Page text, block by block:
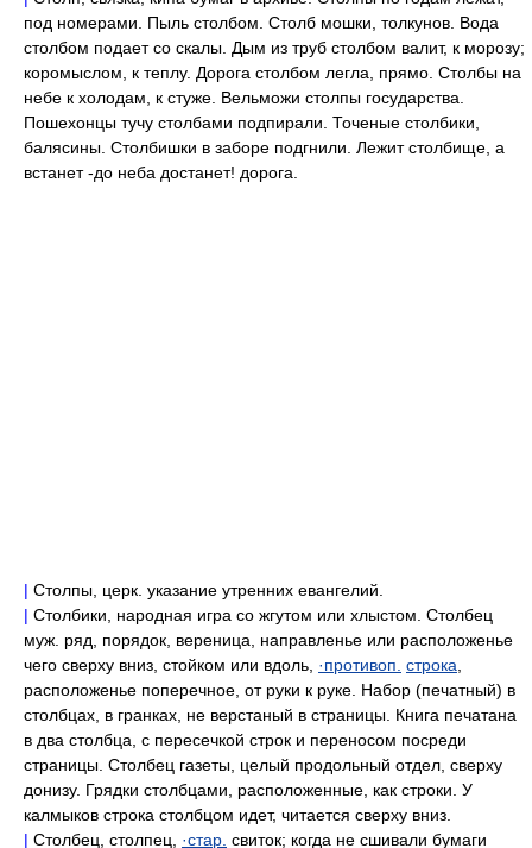
под номерами. Пыль столбом. Столб мошки, толкунов. Вода
столбом подает со скалы. Дым из труб столбом валит, к морозу;
коромыслом, к теплу. Дорога столбом легла, прямо. Столбы на
небе к холодам, к стуже. Вельможи столпы государства.
Пошехонцы тучу столбами подпирали. Точеные столбики,
балясины. Столбишки в заборе подгнили. Лежит столбище, а
встанет -до неба достанет! дорога.
| Столпы, церк. указание утренних евангелий.
| Столбики, народная игра со жгутом или хлыстом. Столбец
муж. ряд, порядок, вереница, направленье или расположенье
чего сверху вниз, стойком или вдоль, ·противоп. строка
расположенье поперечное, от руки к руке. Набор (печатный) в
столбцах, в гранках, не верстаный в страницы. Книга печатана
в два столбца, с пересечкой строк и переносом посреди
страницы. Столбец газеты, целый продольный отдел, сверху
донизу. Грядки столбцами, расположенные, как строки. У
калмыков строка столбцом идет, читается сверху вниз.
| Столбец, столпец, ·стар. свиток; когда не сшивали бумаги